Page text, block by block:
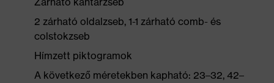
2 zárható oldalzseb, 1-1 zárható comb- és
colstokzseb
Hímzett piktogramok
A következő méretekben kapható: 23–32, 42–